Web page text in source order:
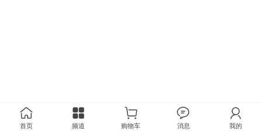
首页 频道 购物车 消息 我的